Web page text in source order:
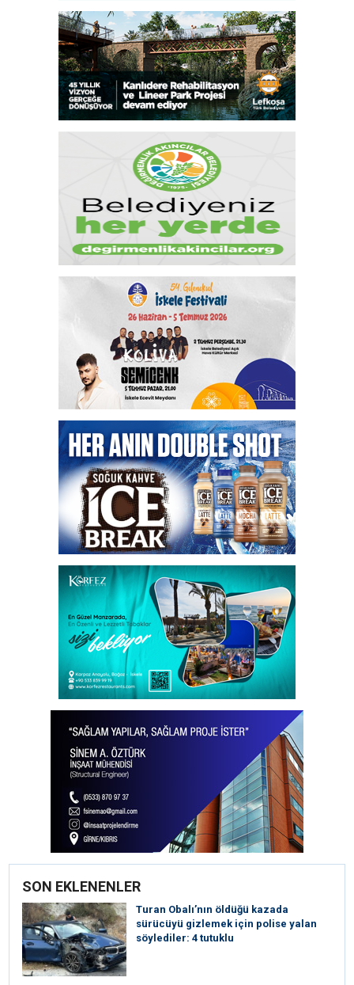
SON EKLENENLER
Turan Obalı’nın öldüğü kazada
sürücüyü gizlemek için polise yalan
söylediler: 4 tutuklu